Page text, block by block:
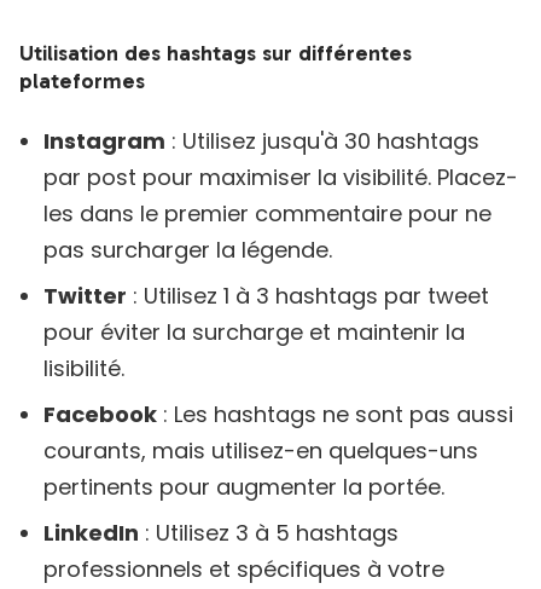
Utilisation des hashtags sur différentes
plateformes
Instagram : Utilisez jusqu'à 30 hashtags
par post pour maximiser la visibilité. Placez-
les dans le premier commentaire pour ne
pas surcharger la légende.
Twitter : Utilisez 1 à 3 hashtags par tweet
pour éviter la surcharge et maintenir la
lisibilité.
Facebook : Les hashtags ne sont pas aussi
courants, mais utilisez-en quelques-uns
pertinents pour augmenter la portée.
LinkedIn : Utilisez 3 à 5 hashtags
professionnels et spécifiques à votre